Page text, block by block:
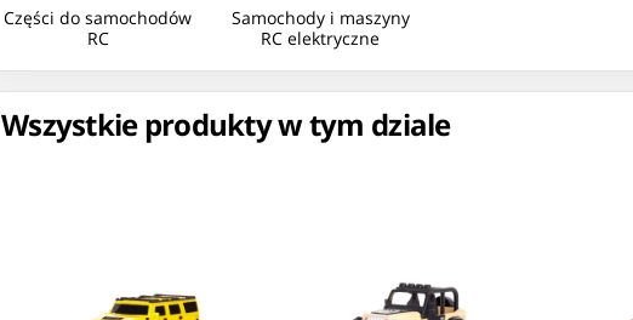
Części do samochodów
RC
Samochody i maszyny
RC elektryczne
Wszystkie produkty w tym dziale